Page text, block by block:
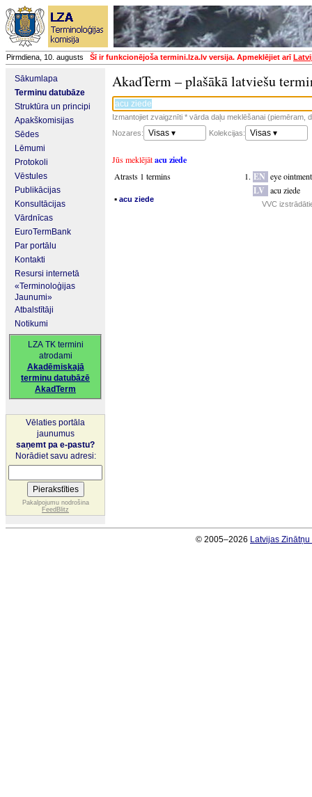
Pirmdiena, 10. augusts Šī ir funkcionējoša termini.lza.lv versija. Apmeklējiet arī
Sākumlapa
Terminu datubāze
Struktūra un principi
Apakškomisijas
Sēdes
Lēmumi
Protokoli
Vēstules
Publikācijas
Konsultācijas
Vārdnīcas
EuroTermBank
Par portālu
Kontakti
Resursi internetā
«Terminoloģijas
Jaunumi»
Atbalstītāji
Notikumi
LZA TK termini
atrodami
Akadēmiskajā
terminu datubāzē
AkadTerm
Vēlaties portāla
jaunumus
saņemt pa e-pastu?
Norādiet savu adresi:
Pakalpojumu nodrošina
FeedBlitz
AkadTerm – plašākā latviešu
Izmantojiet zvaigznīti * vārda daļu meklēšanai (piemēram,
Nozares:
Visas ▾ Kolekcijas: Visas ▾
Jūs meklējātacu ziede
Atrasts 1 termins
▪ acu ziede
EN eye ointment
LV acu ziede
VVC
© 2005–2026 Latvijas